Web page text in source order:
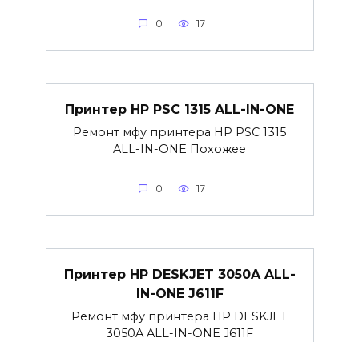
0 17
Принтер HP PSC 1315 ALL-IN-ONE
Ремонт мфу принтера HP PSC 1315
ALL-IN-ONE Похожее
0 17
Принтер HP DESKJET 3050A ALL-
IN-ONE J611F
Ремонт мфу принтера HP DESKJET
3050A ALL-IN-ONE J611F